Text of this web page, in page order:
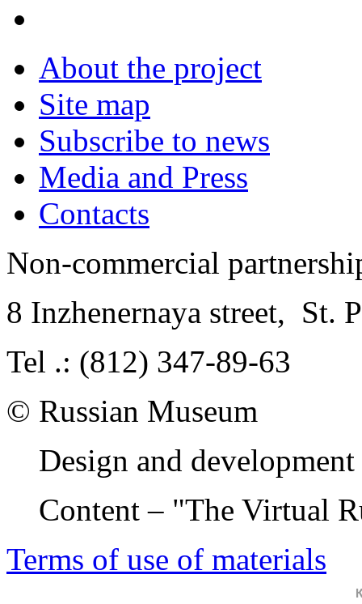
About the project
Site map
Subscribe to news
Media and Press
Contacts
Non-commercial
8 Inzhenernaya street, St.
Tel .: (812) 347-89-63
© Russian Museum
Design and
Content – "The Virtual
Terms of use of materials